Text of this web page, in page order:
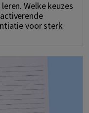
Welke keuzes
voor sterk